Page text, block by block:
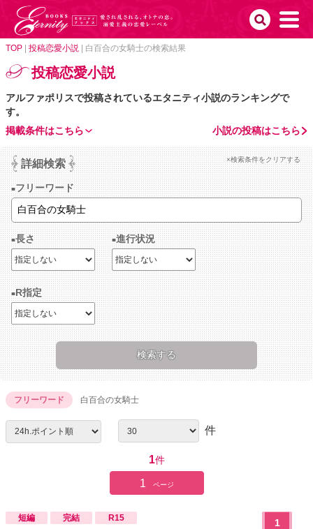
TOP 投稿恋愛小説 白百合の女騎士の検索結果
投稿恋愛小説
アルファポリスで投稿されているエタニティ小説のランキングで
す。
小説の投稿はこちら
掲載条件はこちら
詳細検索 ×検索条件をクリアする
フリーワード
長さ 進行状況
R指定
フリーワード 白百合の女騎士
件
1件
1 ページ
短編 完結 R15 1